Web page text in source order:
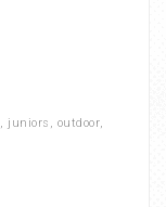
, juniors , outdoor,